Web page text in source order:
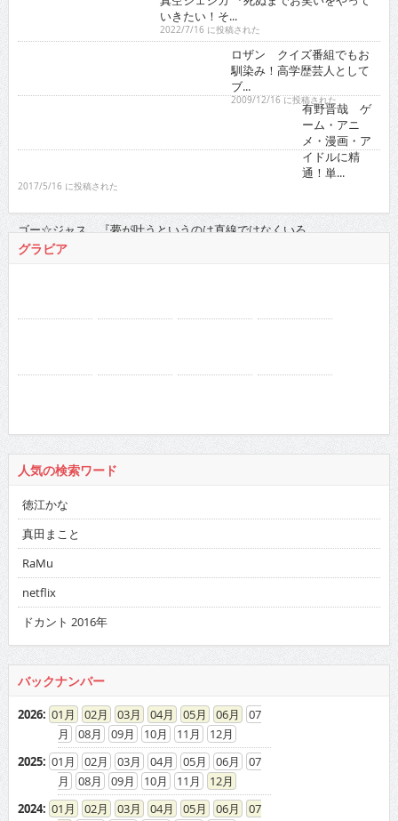
ロザン クイズ番組でもお馴染み！高学歴芸人として
2009/12/16 に投稿された
有野晋哉 ゲーム・アニメ・漫画・アイドルに精通！
2017/5/16 に投稿された
ゴー☆ジャス 『夢が叶うというのは直線ではなくい
2021/11/16 に投稿された
徳江かな
RaMu
netflix
ドカント 2016年
2026:01 02 03 04 05 06
07
08
2025: 01 02 03 04 05 06
07
08
09 10 11
12
2024: 01 02 03 04 05 06
07
08
09 10 11
12
2023: 01 02 03 04 05 06 07